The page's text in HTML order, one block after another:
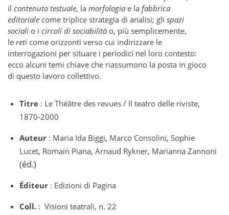
il contenuto testuale, la morfologia e la fabbrica
editoriale come triplice strategia di analisi; gli spazi
sociali o i circoli di sociabilità o, più semplicemente,
le reti come orizzonti verso cui indirizzare le
interrogazioni per situare i periodici nel loro contesto:
ecco alcuni temi chiave che riassumono la posta in gioco
di questo lavoro collettivo.
Titre : Le Théâtre des revues / Il teatro delle riviste,
1870-2000
Auteur : Maria Ida Biggi, Marco Consolini,Sophie
Lucet, Romain Piana,Arnaud Rykner, Marianna Zannoni
(éd.)
Éditeur : Edizioni di Pagina
Coll. : Visioni teatrali, n. 22